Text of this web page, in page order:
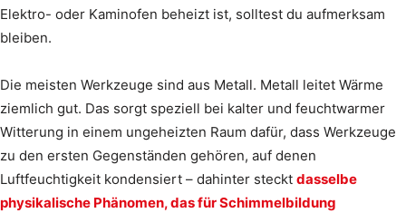
Elektro- oder Kaminofen beheizt ist, solltest du aufmerksam
bleiben.
Die meisten Werkzeuge sind aus Metall. Metall leitet Wärme
ziemlich gut. Das sorgt speziell bei kalter und feuchtwarmer
Witterung in einem ungeheizten Raum dafür, dass Werkzeuge
zu den ersten Gegenständen gehören, auf denen
Luftfeuchtigkeit kondensiert – dahinter steckt dasselbe
physikalische Phänomen, das für Schimmelbildung